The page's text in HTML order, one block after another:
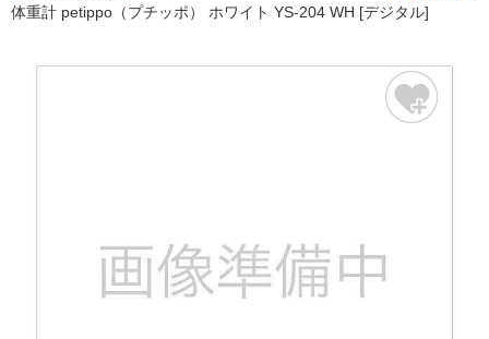
体重計 petippo（プチッポ） ホワイト YS-204 WH [デジタル]